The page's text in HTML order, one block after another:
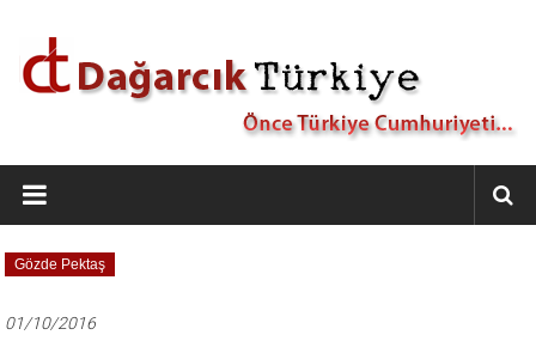
Dağarcık
Türkiye
Önce
Türkiye
Gözde Pektaş
01/10/2016